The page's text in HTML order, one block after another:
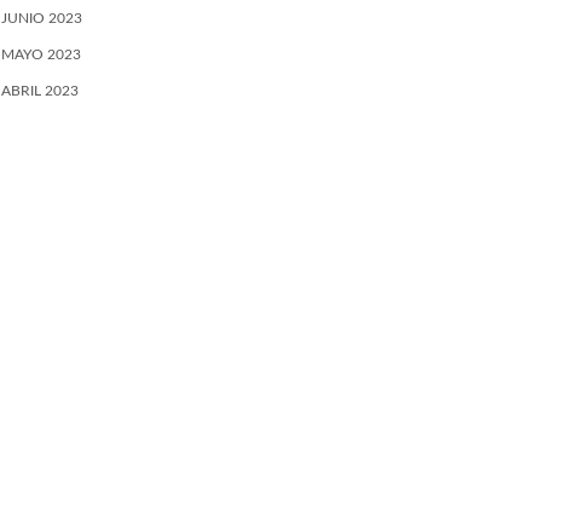
JUNIO 2023
MAYO 2023
ABRIL 2023